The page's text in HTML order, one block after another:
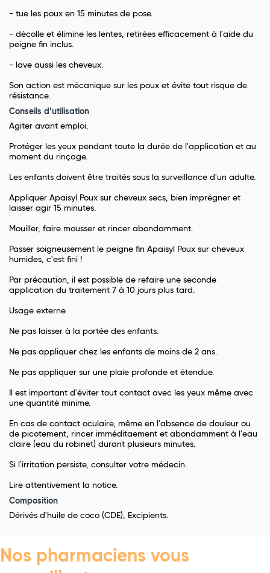
- tue les poux en 15 minutes de pose.
- décolle et élimine les lentes, retirées efficacement à l'aide du
peigne fin inclus.
- lave aussi les cheveux.
Son action est mécanique sur les poux et évite tout risque de
résistance.
Conseils d’utilisation
Agiter avant emploi.
Protéger les yeux pendant toute la durée de l'application et au
moment du rinçage.
Les enfants doivent être traités sous la surveillance d'un adulte.
Appliquer Apaisyl Poux sur cheveux secs, bien imprégner et
laisser agir 15 minutes.
Mouiller, faire mousser et rincer abondamment.
Passer soigneusement le peigne fin Apaisyl Poux sur cheveux
humides, c'est fini !
Par précaution, il est possible de refaire une seconde
application du traitement 7 à 10 jours plus tard.
Usage externe.
Ne pas laisser à la portée des enfants.
Ne pas appliquer chez les enfants de moins de 2 ans.
Ne pas appliquer sur une plaie profonde et étendue.
Il est important d'éviter tout contact avec les yeux même avec
une quantité minime.
En cas de contact oculaire, même en l'absence de douleur ou
de picotement, rincer imméditaement et abondamment à l'eau
claire (eau du robinet) durant plusieurs minutes.
Si l'irritation persiste, consulter votre médecin.
Lire attentivement la notice.
Composition
Dérivés d'huile de coco (CDE), Excipients.
Nos pharmaciens vous